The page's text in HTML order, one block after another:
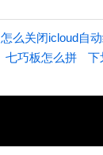
怎么关闭icloud自
七巧板怎么拼 下